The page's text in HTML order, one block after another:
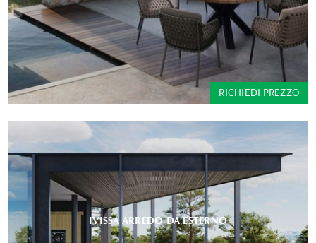
RICHIEDI PREZZO
IVISSA ARREDO DA ESTERNO